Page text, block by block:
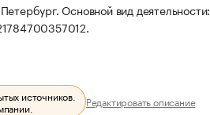
Основной вид
источников.
Редактировать описание